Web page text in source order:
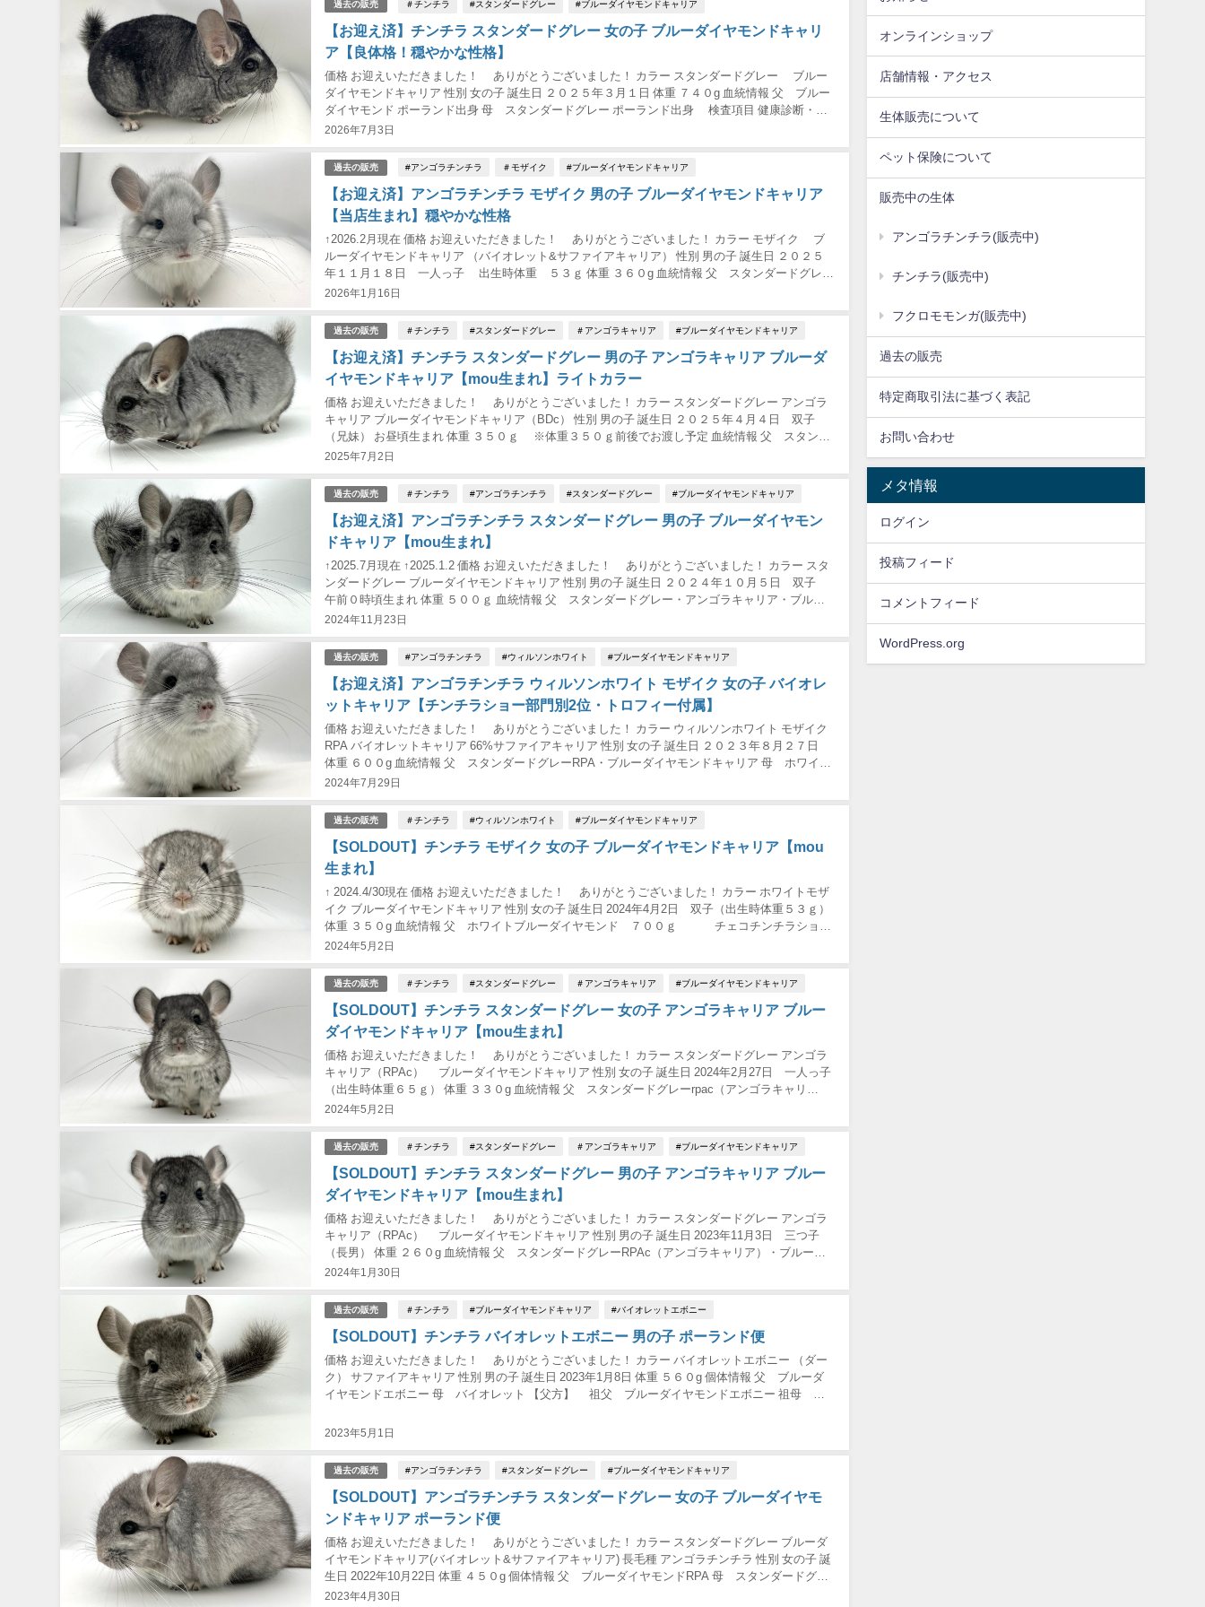
過去の販売 ＃チンチラ #スタンダードグレー #ブルーダイヤモンドキャリア
【お迎え済】チンチラ スタンダードグレー 女の子 ブルーダイヤモンドキャリ
ア【良体格！穏やかな性格】
2026年7月3日
価格 お迎えいただきました！ ありがとうございました！ カラー スタンダードグレー ブルー
ダイヤモンドキャリア 性別 女の子 誕生日 ２０２５年３月１日 体重 ７４０g 血統情報 父 ブルー
ダイヤモンド ポーランド出身 母 スタンダードグレー ポーランド出身 検査項目 健康診断・口
腔内検査・検便済み（№239） ...
過去の販売 #アンゴラチンチラ ＃モザイク #ブルーダイヤモンドキャリア
【お迎え済】アンゴラチンチラ モザイク 男の子 ブルーダイヤモンドキャリア
【当店生まれ】穏やかな性格
2026年1月16日
↑2026.2月現在 価格 お迎えいただきました！ ありがとうございました！ カラー モザイク ブ
ルーダイヤモンドキャリア （バイオレット&サファイアキャリア） 性別 男の子 誕生日 ２０２５
年１１月１８日 一人っ子 出生時体重 ５３ｇ 体重 ３６０g 血統情報 父 スタンダードグレ
ー・アンゴラキャリア ...
過去の販売 ＃チンチラ #スタンダードグレー ＃アンゴラキャリア #ブルーダイヤモンドキャリア
【お迎え済】チンチラ スタンダードグレー 男の子 アンゴラキャリア ブルーダ
イヤモンドキャリア【mou生まれ】ライトカラー
2025年7月2日
価格 お迎えいただきました！ ありがとうございました！ カラー スタンダードグレー アンゴラ
キャリア ブルーダイヤモンドキャリア（BDc） 性別 男の子 誕生日 ２０２５年４月４日 双子
（兄妹） お昼頃生まれ 体重 ３５０ｇ ※体重３５０ｇ前後でお渡し予定 血統情報 父 スタンダ
ードグレー・アンゴラキャリア・ブルー...
過去の販売 ＃チンチラ #アンゴラチンチラ #スタンダードグレー #ブルーダイヤモンドキャリア
【お迎え済】アンゴラチンチラ スタンダードグレー 男の子 ブルーダイヤモン
ドキャリア【mou生まれ】
2024年11月23日
↑2025.7月現在 ↑2025.1.2 価格 お迎えいただきました！ ありがとうございました！ カラー スタ
ンダードグレー ブルーダイヤモンドキャリア 性別 男の子 誕生日 ２０２４年１０月５日 双子
午前０時頃生まれ 体重 ５００ｇ 血統情報 父 スタンダードグレー・アンゴラキャリア・ブルー
ダイヤモンドキャリア...
過去の販売 #アンゴラチンチラ #ウィルソンホワイト #ブルーダイヤモンドキャリア
【お迎え済】アンゴラチンチラ ウィルソンホワイト モザイク 女の子 バイオレ
ットキャリア【チンチラショー部門別2位・トロフィー付属】
2024年7月29日
価格 お迎えいただきました！ ありがとうございました！ カラー ウィルソンホワイト モザイク
RPA バイオレットキャリア 66%サファイアキャリア 性別 女の子 誕生日 ２０２３年８月２７日
体重 ６００g 血統情報 父 スタンダードグレーRPA・ブルーダイヤモンドキャリア 母 ホワイト
バイオレット・アンゴラキャ...
過去の販売 ＃チンチラ #ウィルソンホワイト #ブルーダイヤモンドキャリア
【SOLDOUT】チンチラ モザイク 女の子 ブルーダイヤモンドキャリア【mou
生まれ】
2024年5月2日
↑ 2024.4/30現在 価格 お迎えいただきました！ ありがとうございました！ カラー ホワイトモザ
イク ブルーダイヤモンドキャリア 性別 女の子 誕生日 2024年4月2日 双子（出生時体重５３ｇ）
体重 ３５０g 血統情報 父 ホワイトブルーダイヤモンド ７００ｇ チェコチンチラショー
1st Show...
過去の販売 ＃チンチラ #スタンダードグレー ＃アンゴラキャリア #ブルーダイヤモンドキャリア
【SOLDOUT】チンチラ スタンダードグレー 女の子 アンゴラキャリア ブルー
ダイヤモンドキャリア【mou生まれ】
2024年5月2日
価格 お迎えいただきました！ ありがとうございました！ カラー スタンダードグレー アンゴラ
キャリア（RPAc） ブルーダイヤモンドキャリア 性別 女の子 誕生日 2024年2月27日 一人っ子
（出生時体重６５ｇ） 体重 ３３０g 血統情報 父 スタンダードグレーrpac（アンゴラキャリ
ア）・ブルーダイヤモンドキャ...
過去の販売 ＃チンチラ #スタンダードグレー ＃アンゴラキャリア #ブルーダイヤモンドキャリア
【SOLDOUT】チンチラ スタンダードグレー 男の子 アンゴラキャリア ブルー
ダイヤモンドキャリア【mou生まれ】
2024年1月30日
価格 お迎えいただきました！ ありがとうございました！ カラー スタンダードグレー アンゴラ
キャリア（RPAc） ブルーダイヤモンドキャリア 性別 男の子 誕生日 2023年11月3日 三つ子
（長男） 体重 ２６０g 血統情報 父 スタンダードグレーRPAc（アンゴラキャリア）・ブルーダ
イヤモンドキャリア ６００ｇ...
過去の販売 ＃チンチラ #ブルーダイヤモンドキャリア #バイオレットエボニー
【SOLDOUT】チンチラ バイオレットエボニー 男の子 ポーランド便
2023年5月1日
価格 お迎えいただきました！ ありがとうございました！ カラー バイオレットエボニー （ダー
ク） サファイアキャリア 性別 男の子 誕生日 2023年1月8日 体重 ５６０g 個体情報 父 ブルーダ
イヤモンドエボニー 母 バイオレット 【父方】 祖父 ブルーダイヤモンドエボニー 祖母 ブ
過去の販売 #アンゴラチンチラ #スタンダードグレー #ブルーダイヤモンドキャリア
【SOLDOUT】アンゴラチンチラ スタンダードグレー 女の子 ブルーダイヤモ
ンドキャリア ポーランド便
2023年4月30日
価格 お迎えいただきました！ ありがとうございました！ カラー スタンダードグレー ブルーダ
イヤモンドキャリア(バイオレット&サファイアキャリア) 長毛種 アンゴラチンチラ 性別 女の子 誕
生日 2022年10月22日 体重 ４５０g 個体情報 父 ブルーダイヤモンドRPA 母 スタンダードグレ
ーRPAc 【...
オンラインショップ
店舗情報・アクセス
生体販売について
ペット保険について
販売中の生体
アンゴラチンチラ(販売中)
チンチラ(販売中)
フクロモモンガ(販売中)
過去の販売
特定商取引法に基づく表記
お問い合わせ
メタ情報
ログイン
投稿フィード
コメントフィード
WordPress.org